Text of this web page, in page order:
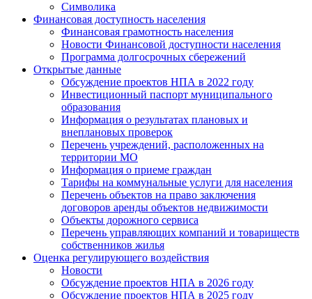
Символика
Финансовая доступность населения
Финансовая грамотность населения
Новости Финансовой доступности населения
Программа долгосрочных сбережений
Открытые данные
Обсуждение проектов НПА в 2022 году
Инвестиционный паспорт муниципального
образования
Информация о результатах плановых и
внеплановых проверок
Перечень учреждений, расположенных на
территории МО
Информация о приеме граждан
Тарифы на коммунальные услуги для населения
Перечень объектов на право заключения
договоров аренды объектов недвижимости
Объекты дорожного сервиса
Перечень управляющих компаний и товариществ
собственников жилья
Оценка регулирующего воздействия
Новости
Обсуждение проектов НПА в 2026 году
Обсуждение проектов НПА в 2025 году